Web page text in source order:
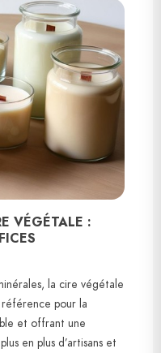
VÉGÉTALE :
la cire végétale
référence pour la
et offrant une
en plus d’artisans et